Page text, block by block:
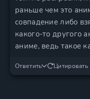
раньше чем это
совпадение либо
какого-то другого
аниме, ведь такое
Ответить Цитировать